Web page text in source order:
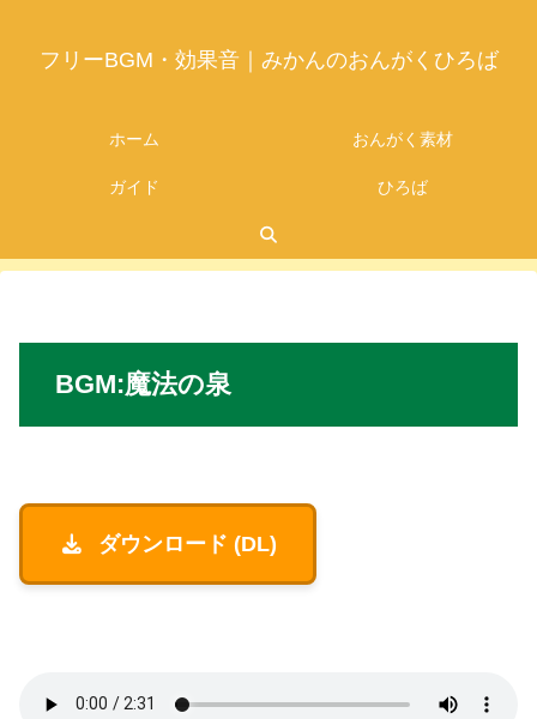
フリーBGM・効果音｜みかんのおんがくひろば
ホーム おんがく素材
ガイド ひろば
BGM:魔法の泉
ダウンロード (DL)